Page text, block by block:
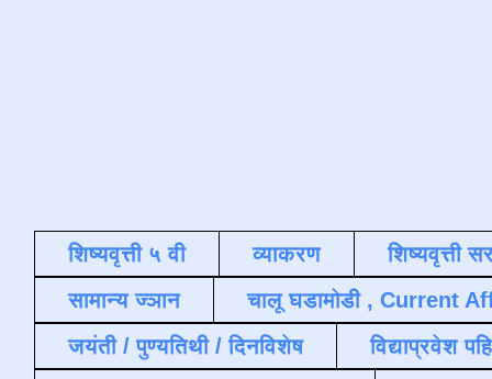
शिष्यवृत्ती ५ वी व्याकरण
शिष्यवृत्ती
सामान्य ज्ञान
चालू घडामोडी , Current
जयंती / पुण्यतिथी / दिनविशेष
विद्याप्रवेश